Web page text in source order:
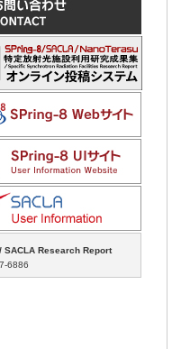
SACLA Research Report
6886